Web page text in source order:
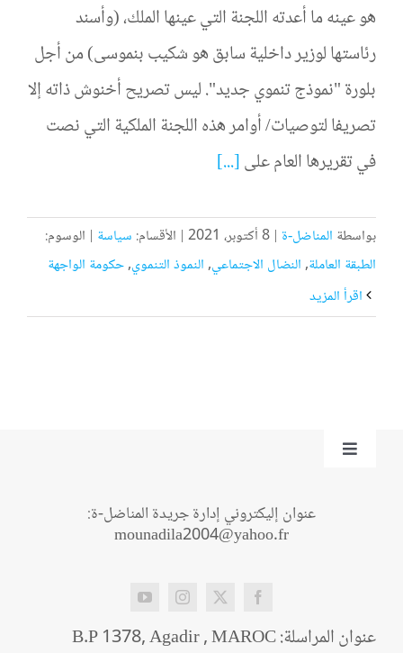
هو عينه ما أعدته اللجنة التي عينها الملك، (وأسند
رئاستها لوزير داخلية سابق هو شكيب بنموسى) من أجل
بلورة "نموذج تنموي جديد". ليس تصريح أخنوش ذاته إلا
تصريفا لتوصيات/ أوامر هذه اللجنة الملكية التي نصت
في تقريرها العام على[...]
بواسطة المناضل-ة | 8 أكتوبر، 2021 | الأقسام: سياسة | الوسوم:
الطبقة العاملة,النضال الاجتماعي,النموذ التنموي,حكومة الواجهة
Toggle
عنوان إليكتروني إدارة جريدة المناضل-ة:
mounadila2004@yahoo.fr
عنوان المراسلة: B.P 1378, Agadir , MAROC